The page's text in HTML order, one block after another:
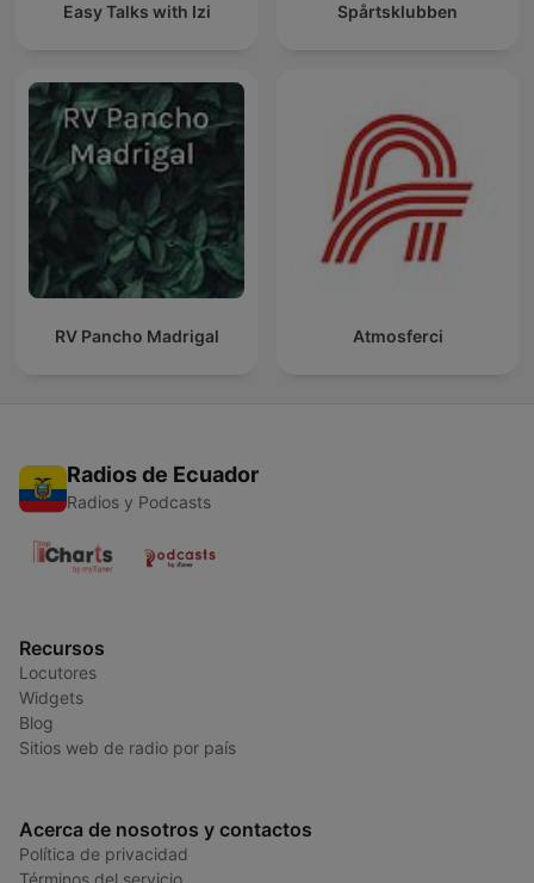
Easy Talks with Izi Spårtsklubben
RV Pancho Madrigal Atmosferci
Radios de Ecuador
Radios y Podcasts
Recursos
Locutores
Widgets
Blog
Sitios web de radio por país
Acerca de nosotros y contactos
Política de privacidad